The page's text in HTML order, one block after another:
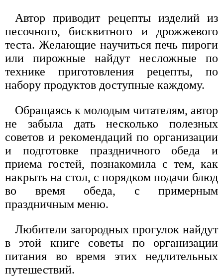
Автор приводит рецепты изделий из
песочного, бисквитного и дрожжевого
теста. Желающие научиться печь пироги
или пирожные найдут несложные по
технике приготовления рецепты, по
набору продуктов доступные каждому.
Обращаясь к молодым читателям, автор
не забыла дать несколько полезных
советов и рекомендаций по организации
и подготовке праздничного обеда и
приема гостей, познакомила с тем, как
накрыть на стол, с порядком подачи блюд
во время обеда, с примерным
праздничным меню.
Любители загородных прогулок найдут
в этой книге советы по организации
питания во время этих недлительных
путешествий.